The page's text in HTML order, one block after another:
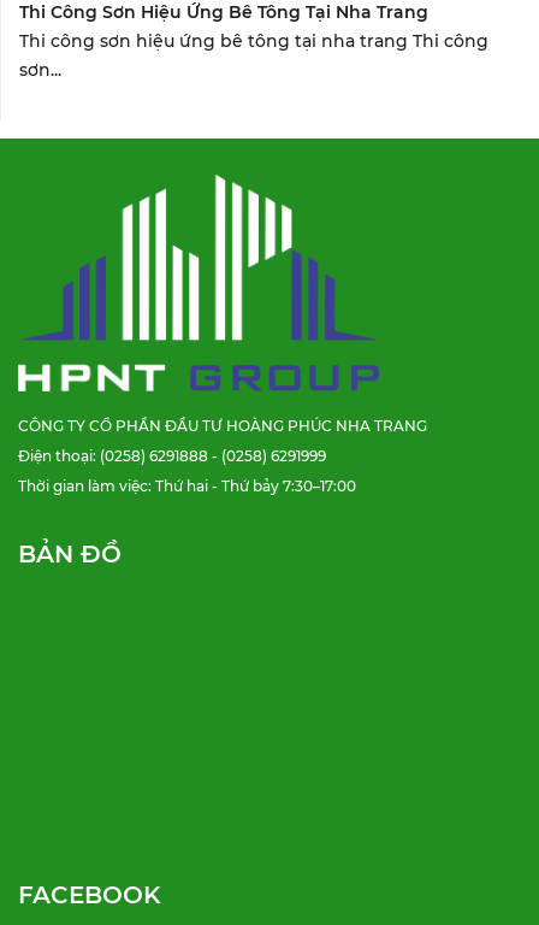
Thi Công Sơn Hiệu Ứng Bê Tông Tại Nha Trang
Thi công sơn hiệu ứng bê tông tại nha trang Thi công
sơn...
CÔNG TY CỔ PHẦN ĐẦU TƯ HOÀNG PHÚC NHA TRANG
Điện thoại: (0258) 6291888 - (0258) 6291999
Thời gian làm việc: Thứ hai - Thứ bảy 7:30–17:00
BẢN ĐỒ
FACEBOOK